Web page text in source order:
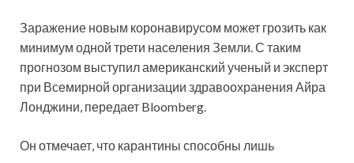
Заражение новым коронавирусом может грозить как
минимум одной трети населения Земли. С таким
прогнозом выступил американский ученый и эксперт
при Всемирной организации здравоохранения Айра
Лонджини, передает Bloomberg.
Он отмечает, что карантины способны лишь